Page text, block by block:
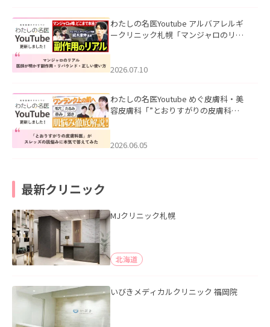
わたしの名医Youtube アルバアレルギ
ークリニック札幌「マンジャロのリア
た。
2026.07.10
わたしの名医Youtube めぐ皮膚科・美
容皮膚科「”とおりすがりの皮膚科
2026.06.05
最新クリニック
MJクリニック札幌
北海道
いびきメディカルクリニック 福岡院